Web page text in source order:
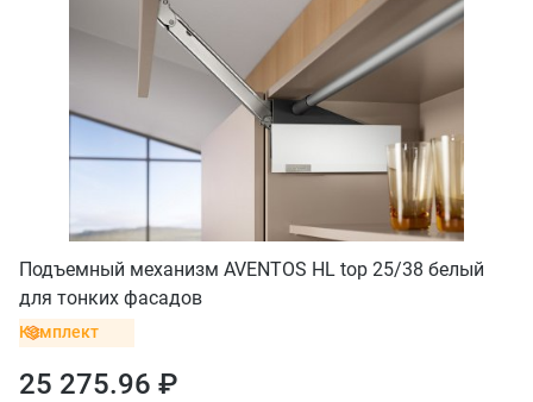
Подъемный механизм AVENTOS HL top 25/38 белый
для тонких фасадов
Комплект
25 275.96 ₽